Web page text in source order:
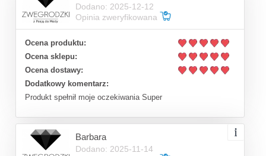
Dodano: 2025-12-12
Opinia zweryfikowana
Ocena produktu:
Ocena sklepu:
Ocena dostawy:
Dodatkowy komentarz:
Produkt spełnił moje oczekiwania Super
Barbara
Dodano: 2025-11-14